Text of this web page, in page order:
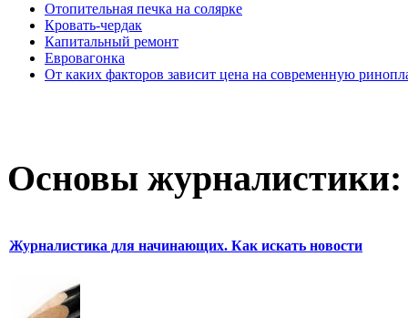
Отопительная печка на солярке
Кровать-чердак
Капитальный ремонт
Евровагонка
От каких факторов зависит цена на современную
Основы журналистики:
Журналистика для начинающих. Как искать новости